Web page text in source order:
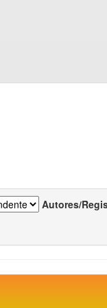
Autores/